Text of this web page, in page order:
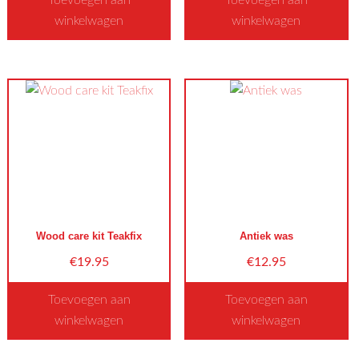
winkelwagen
winkelwagen
Wood care kit Teakfix
€19.95
Toevoegen aan
winkelwagen
Antiek was
€12.95
Toevoegen aan
winkelwagen